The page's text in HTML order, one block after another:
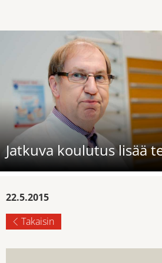
Jatkuva koulutus lisää
22.5.2015
Takaisin